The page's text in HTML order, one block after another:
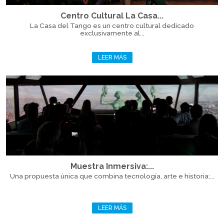
Centro Cultural La Casa...
La Casa del Tango es un centro cultural dedicado
exclusivamente al...
LEER MÁS
Muestra Inmersiva:...
Una propuesta única que combina tecnología, arte e historia:...
LEER MÁS